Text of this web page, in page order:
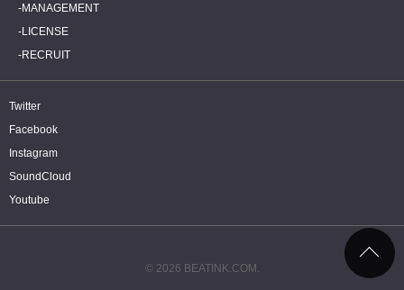
MANAGEMENT
LICENSE
RECRUIT
Twitter
Facebook
Instagram
SoundCloud
Youtube
© 2026 BEATINK.COM.